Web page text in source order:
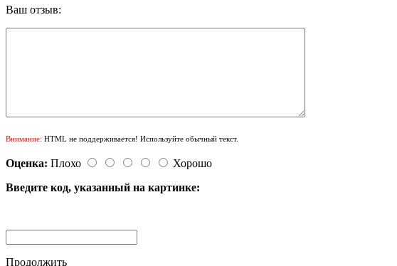
Ваш отзыв:
Внимание: HTML не поддерживается! Используйте обычный текст.
Оценка: Плохо
Хорошо
Введите код, указанный на картинке:
Продолжить